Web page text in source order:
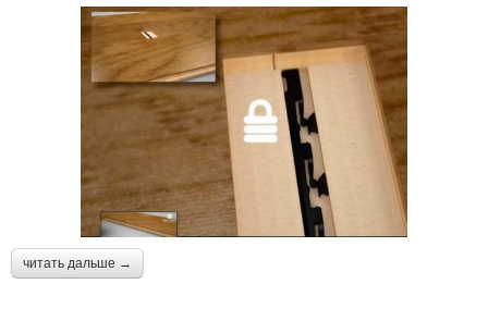
читать дальше →